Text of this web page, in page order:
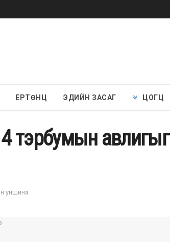
ЕРТӨНЦ ЭДИЙН ЗАСАГ ЦОГЦ
тэрбумын авлигыг
уншина